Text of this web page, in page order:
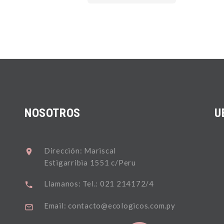
NOSOTROS
Dirección: Mariscal
Estigarribia 1551 c/Peru
Llamanos: Tel.: 021 214172/4
Email: contacto@ecologicos.com.py